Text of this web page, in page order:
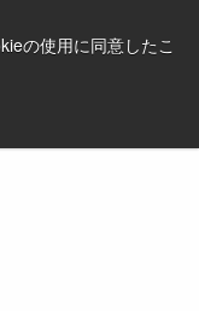
の使用に同意したこ